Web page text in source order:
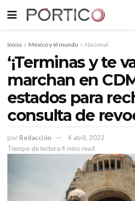
Inicio México y el mundo Nacional
‘¡Terminas y te
marchan en
estados para
consulta de
por Redacción
4 abril, 2022
Tiempo de lectura:4 mins read